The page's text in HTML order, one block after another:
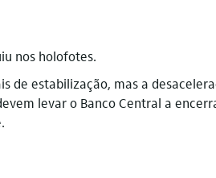
nos holofotes.
de estabilização, mas a
levar o Banco Central a